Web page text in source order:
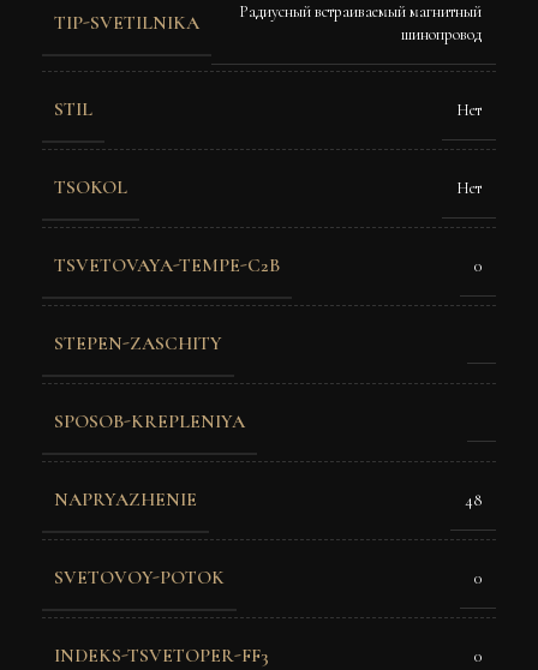
TIP-SVETILNIKA
Радиусный встраиваемый магнитный
шинопровод
STIL Нет
TSOKOL Нет
TSVETOVAYA-TEMPE-C2B 0
STEPEN-ZASCHITY
SPOSOB-KREPLENIYA
NAPRYAZHENIE 48
SVETOVOY-POTOK 0
INDEKS-TSVETOPER-FF3 0